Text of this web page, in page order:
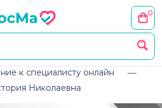
0
к специалисту онлайн
Николаевна